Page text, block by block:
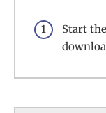
Start